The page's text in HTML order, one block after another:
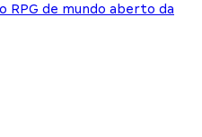
RPG de mundo aberto da